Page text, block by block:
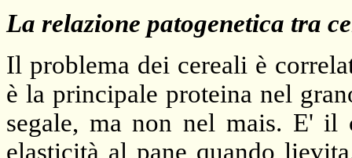
La relazione patogenetica tra
Il problema dei cereali è
è la principale proteina nel
segale, ma non nel mais. E' il
elasticità al pane quando